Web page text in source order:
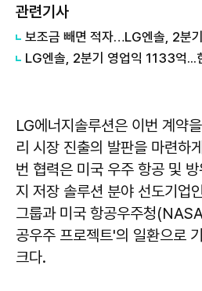
관련기사
LG엔솔, 2분기 영업익 1133억...
LG에너지솔루션은 이번 계약
리 시장 진출의 발판을 마련하
번 협력은 미국 우주 항공 및
지 저장 솔루션 분야 선도기업
그룹과 미국 항공우주청
공우주 프로젝트'의 일환으로
크다.